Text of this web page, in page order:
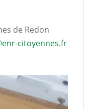
de Redon
citoyennes.fr